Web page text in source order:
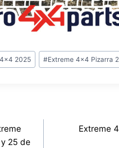
2025 #Extreme 4x4 Pizarra
25 de
Extreme